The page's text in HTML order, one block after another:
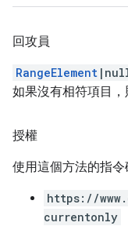
回攻員
RangeElement
如果沒有相符項目，
授權
使用這個方法的指
https://
currentonly